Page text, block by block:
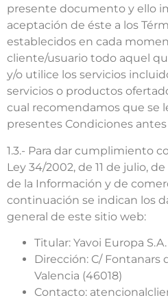
presente documento y ello
aceptación de éste a los
establecidos en cada
cliente/usuario todo aquel
y/o utilice los servicios
servicios o productos
cual recomendamos que se
presentes Condiciones
1.3.- Para dar cumplimiento
Ley 34/2002, de 11 de julio,
de la Información y de
continuación se indican los
general de este sitio web:
Titular: Yavoi Europa S.A.
Dirección: C/ Fontanars
Valencia (46018)
Contacto: